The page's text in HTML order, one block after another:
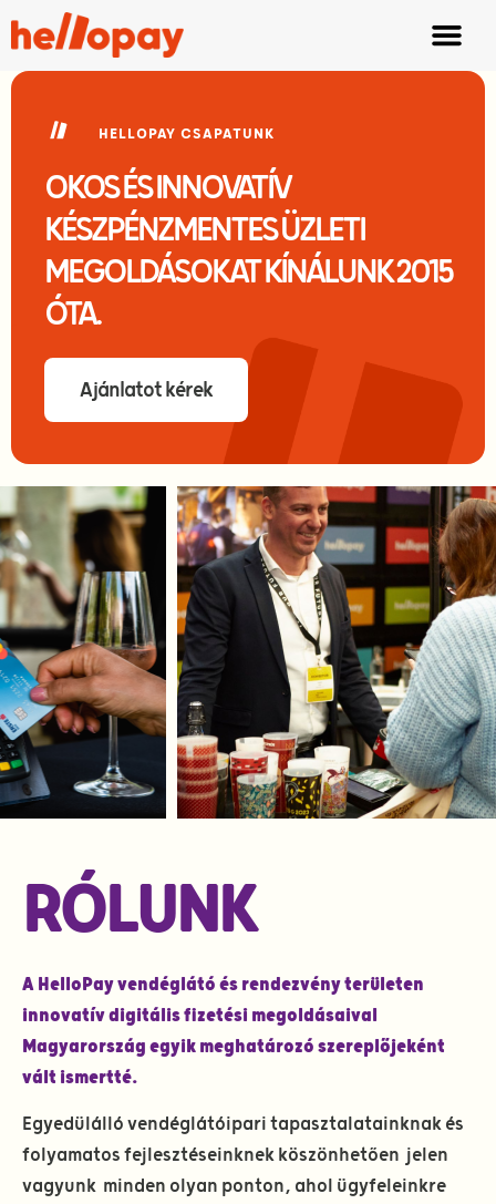
HELLOPAY CSAPATUNK
OKOS ÉS INNOVATÍV
KÉSZPÉNZMENTES ÜZLETI
MEGOLDÁSOKAT KÍNÁLUNK 2015
ÓTA.
Ajánlatot kérek
RÓLUNK
A HelloPay vendéglátó és rendezvény területen​
innovatív digitális fizetési megoldásaival
Magyarország egyik meghatározó​ szereplőjeként
vált ismertté.
Egyedülálló vendéglátóipari tapasztalatainknak és
folyamatos fejlesztéseinknek köszönhetően jelen
vagyunk minden olyan ponton, ahol ügyfeleinkre